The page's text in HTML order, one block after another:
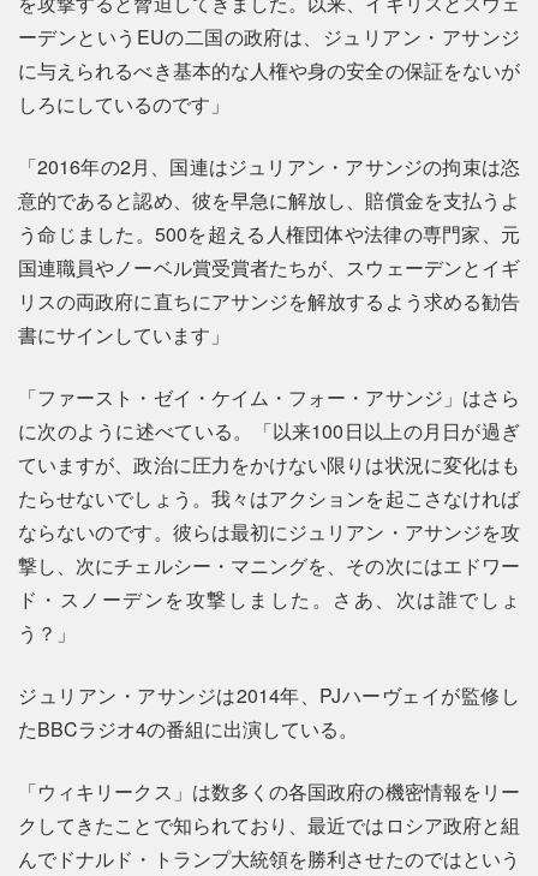
ーデンというEUの二国の政府は、ジュリアン・アサンジ
に与えられるべき基本的な人権や身の安全の保証をないが
しろにしているのです」
「2016年の2月、国連はジュリアン・アサンジの拘束は恣
意的であると認め、彼を早急に解放し、賠償金を支払うよ
う命じました。500を超える人権団体や法律の専門家、元
国連職員やノーベル賞受賞者たちが、スウェーデンとイギ
リスの両政府に直ちにアサンジを解放するよう求める勧告
書にサインしています」
「ファースト・ゼイ・ケイム・フォー・アサンジ」はさら
に次のように述べている。「以来100日以上の月日が過ぎ
ていますが、政治に圧力をかけない限りは状況に変化はも
たらせないでしょう。我々はアクションを起こさなければ
ならないのです。彼らは最初にジュリアン・アサンジを攻
撃し、次にチェルシー・マニングを、その次にはエドワー
ド・スノーデンを攻撃しました。さあ、次は誰でしょ
う？」
ジュリアン・アサンジは2014年、PJハーヴェイが監修し
たBBCラジオ4の番組に出演している。
「ウィキリークス」は数多くの各国政府の機密情報をリー
クしてきたことで知られており、最近ではロシア政府と組
んでドナルド・トランプ大統領を勝利させたのではという